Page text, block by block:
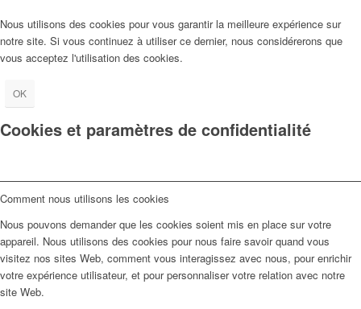
Nous utilisons des cookies pour vous garantir la meilleure expérience sur
notre site. Si vous continuez à utiliser ce dernier, nous considérerons que
vous acceptez l'utilisation des cookies.
OK
Cookies et paramètres de confidentialité
Comment nous utilisons les cookies
Nous pouvons demander que les cookies soient mis en place sur votre
appareil. Nous utilisons des cookies pour nous faire savoir quand vous
visitez nos sites Web, comment vous interagissez avec nous, pour enrichir
votre expérience utilisateur, et pour personnaliser votre relation avec notre
site Web.